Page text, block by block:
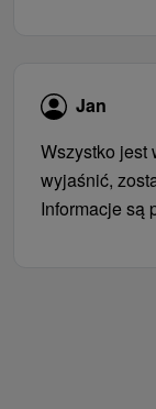
Jan
Wszystko jest
wyjaśnić,
Informacje są